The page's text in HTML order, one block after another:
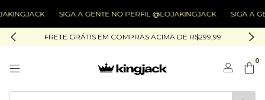
SIGA A GENTE NO PERFIL @LOJAKINGJACK SIGA A GENTE
FRETE GRÁTIS EM COMPRAS ACIMA DE R$299,99
0